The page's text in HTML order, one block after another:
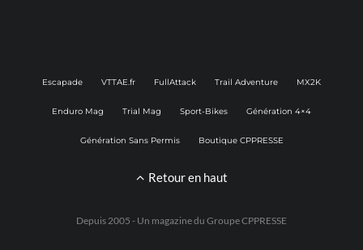
Escapade VTTAE.fr FullAttack Trail Adventure MX2K
Enduro Mag Trial Mag Sport-Bikes Génération 4×4
Génération Sans Permis Boutique CPPRESSE
Retour en haut
Depuis 2005 - Un magazine du Groupe CPPRESSE